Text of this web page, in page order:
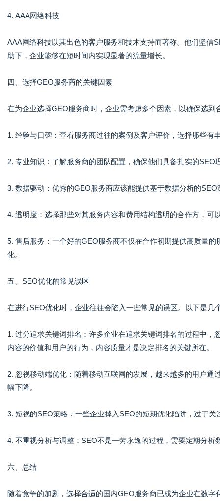
4. AAA网络科技
AAA网络科技以其出色的客户服务和技术支持而著称。他们坚信
助下，企业能够在短时间内实现显著的流量增长。
四、选择GEO服务商的关键因素
在为企业选择GEO服务商时，企业需考虑多个因素，以确保选到
1. 经验与口碑：查看服务商过往的案例及客户评价，选择那些有
2. 专业知识：了解服务商的团队配置，确保他们具备扎实的
3. 数据驱动：优秀的GEO服务商应该能提供基于数据分析的
4. 透明度：选择那些对其服务内容和费用结构透明的合作方，可
5. 售后服务：一个好的GEO服务商不仅在合作初期提供高质量
化。
五、SEO优化的常见误区
在进行SEO优化时，企业往往会陷入一些常见的误区。以下是几
1. 过分追求关键词排名：许多企业在追求关键词排名的过程中
内容的价值和用户的行为，内容质量才是决定排名的关键所在。
2. 忽视移动端优化：随着移动互联网的发展，越来越多的用户
幅下降。
3. 短视的SEO策略：一些企业掉入SEO的短期优化陷阱，过于
4. 不重视分析与调整：SEO不是一劳永逸的过程，需要定期分析
六、总结
随着竞争的加剧，选择合适的国内GEO服务商已成为企业在数